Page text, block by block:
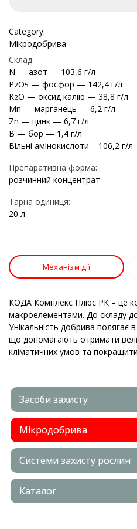
Засоби захисту
Мікродобрива
Системи захисту рослин
Каталог
Category:
Мікродобрива
Склад:
N — азот — 103,6 г/л
P2O5 — фосфор — 142,4 г/л
K2O — оксид калію — 38,8 г/л
Mn — марганець — 6,2 г/л
Zn — цинк — 6,7 г/л
B — бор — 1,4 г/л
Вільні амінокислоти – 106,2 г/л
Препаративна форма:
розчинний концентрат
Тарна одиниця:
20 л
Механізм дії
КОДА Комплекс Плюс РК – це
макроелементами. До складу
Унікальність добрива полягає
що допомагають отримати
кліматичних умов та покращити